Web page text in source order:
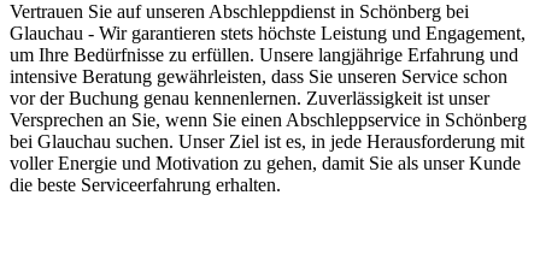
Vertrauen Sie auf unseren Abschleppdienst in Schönberg bei
Glauchau - Wir garantieren stets höchste Leistung und Engagement,
um Ihre Bedürfnisse zu erfüllen. Unsere langjährige Erfahrung und
intensive Beratung gewährleisten, dass Sie unseren Service schon
vor der Buchung genau kennenlernen. Zuverlässigkeit ist unser
Versprechen an Sie, wenn Sie einen Abschleppservice in Schönberg
bei Glauchau suchen. Unser Ziel ist es, in jede Herausforderung mit
voller Energie und Motivation zu gehen, damit Sie als unser Kunde
die beste Serviceerfahrung erhalten.